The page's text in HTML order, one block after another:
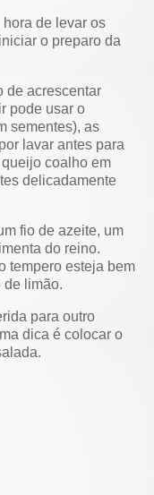
de levar os
o preparo da
de acrescentar
pode usar o
sementes), as
lavar antes para
coalho em
delicadamente
fio de azeite, um
do reino.
tempero esteja bem
de limão.
para outro
dica é colocar o